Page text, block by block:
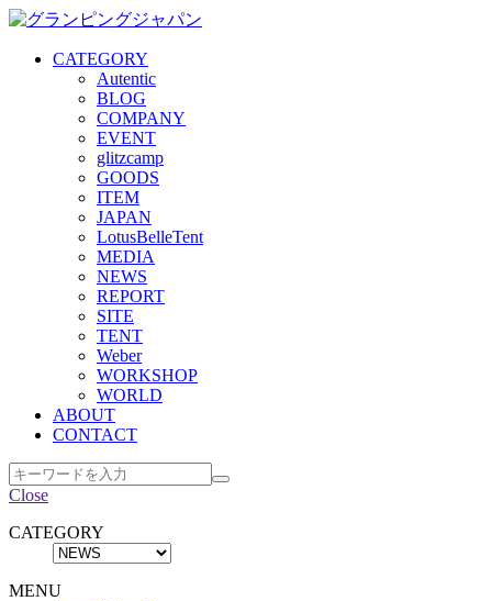
CATEGORY
Autentic
BLOG
COMPANY
EVENT
glitzcamp
GOODS
ITEM
JAPAN
LotusBelleTent
MEDIA
NEWS
REPORT
SITE
TENT
Weber
WORKSHOP
WORLD
ABOUT
CONTACT
Close
CATEGORY
MENU